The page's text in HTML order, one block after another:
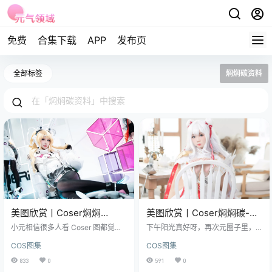
免费 合集下载 APP 发布页
全部标签 焖焖碳资料
美图欣赏丨Coser焖焖
碳:NO.040-交错战线 莉普斯
小元相信很多人看 Coser 图都觉得
莉普斯” 真的绝了。 图集已更40
期，持续更新中▼▼▼ 就 18 张图，
COS图集
833 0
美图欣赏丨Coser焖焖碳-恶
毒[22P-33.84MB]
下午阳光真好呀，再次元圈子里，C
粉丝的热情，她的精彩力作《恶
毒》系列，22张照片，总计33.84M
COS图集
591 0